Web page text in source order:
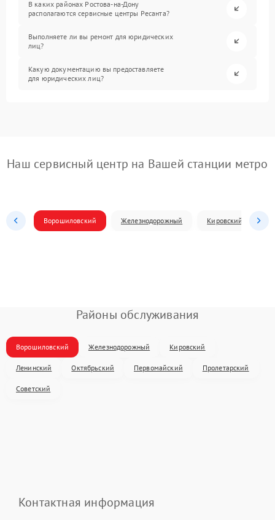
В каких районах Ростова-на-Дону
располагаются сервисные центры Ресанта?
Выполняете ли вы ремонт для юридических
лиц?
Какую документацию вы предоставляете
для юридических лиц?
Наш сервисный центр на Вашей станции метро
Ворошиловский Железнодорожный Кировский
Районы обслуживания
Ворошиловский Железнодорожный Кировский
Ленинский Октябрьский Первомайский Пролетарский
Советский
Контактная информация